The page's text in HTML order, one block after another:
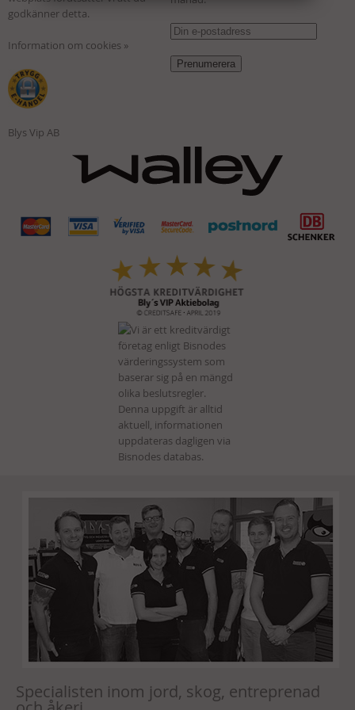
godkänner detta.
Information om cookies »
Blys Vip AB
Specialisten inom jord, skog, entreprenad